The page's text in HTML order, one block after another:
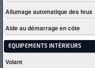
Allumage automatique des feux
Aide au démarrage en côte
EQUIPEMENTS INTÈRIEURS
Volant